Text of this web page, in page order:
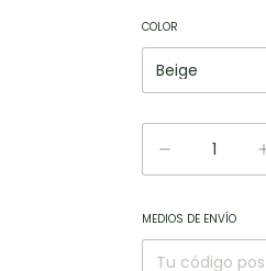
COLOR
Entregas para
MEDIOS DE ENVÍO